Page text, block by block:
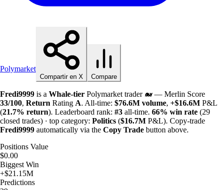
Polymarket
Compartir en X Compare
Fredi9999 is a Whale-tier Polymarket trader 🐋 — Merlin Score
33/100, Return Rating A. All-time: $76.6M volume, +$16.6M P&L
(21.7% return). Leaderboard rank: #3 all-time. 66% win rate (29
closed trades) · top category: Politics ($16.7M P&L). Copy-trade
Fredi9999 automatically via the Copy Trade button above.
Positions Value
$0.00
Biggest Win
+$21.15M
Predictions